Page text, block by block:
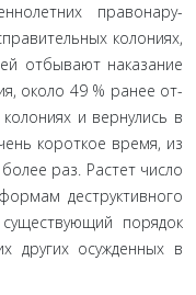
правонару­
колониях,
отбывают наказание
около 49 % ранее от­
и вернулись в
короткое время, из
раз. Растет число
деструктивного
порядок
других осужденных в